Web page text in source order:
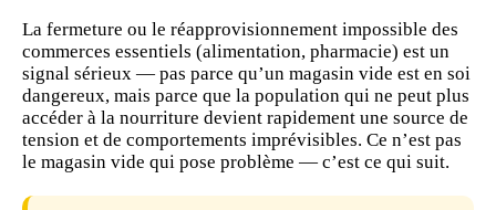
La fermeture ou le réapprovisionnement impossible des
commerces essentiels (alimentation, pharmacie) est un
signal sérieux — pas parce qu’un magasin vide est en soi
dangereux, mais parce que la population qui ne peut plus
accéder à la nourriture devient rapidement une source de
tension et de comportements imprévisibles. Ce n’est pas
le magasin vide qui pose problème — c’est ce qui suit.